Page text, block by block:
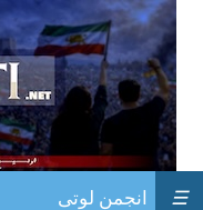
انجمن لوتی ☰